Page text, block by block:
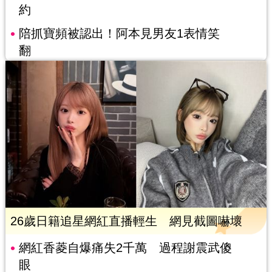
約
陪抓寶頻被認出！阿本見男友1表情笑
翻
26歲日籍追星網紅直播輕生 網見截圖嚇壞
網紅香菱自爆痛失2千萬 過程謝震武傻
眼